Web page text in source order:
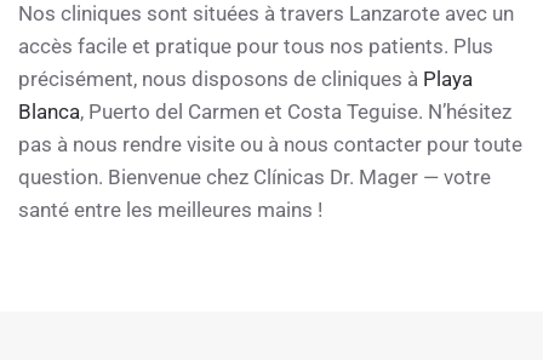
Nos cliniques sont situées à travers Lanzarote avec un
accès facile et pratique pour tous nos patients. Plus
précisément, nous disposons de cliniques à Playa
Blanca, Puerto del Carmen et Costa Teguise. N’hésitez
pas à nous rendre visite ou à nous contacter pour toute
question. Bienvenue chez Clínicas Dr. Mager — votre
santé entre les meilleures mains !